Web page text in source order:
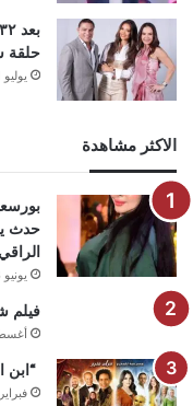
حلقة
يوليو 11, 2026
الاكثر مشاهدة
حدث
الراقي
يونيو 23, 2026
فيلم
أغسطس
“ابن
فبراير 6, 2026